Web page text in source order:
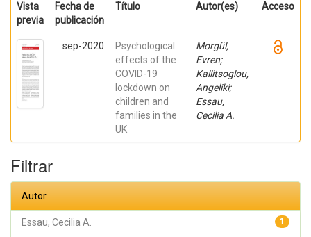
Vista
previa
Fecha de
publicación
Título Autor(es) Acceso
sep-2020
Psychological
effects of the
COVID-19
lockdown on
children and
families in the
UK
Morgül,
Evren;
Kallitsoglou,
Angeliki;
Essau,
Cecilia A.
Filtrar
Autor
1
Essau, Cecilia A.